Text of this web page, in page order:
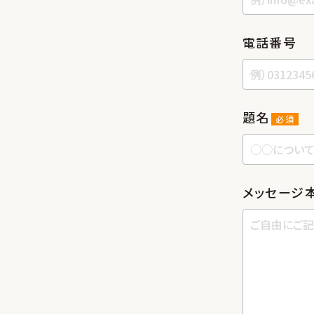
電話番号
題名 必須
メッセージ